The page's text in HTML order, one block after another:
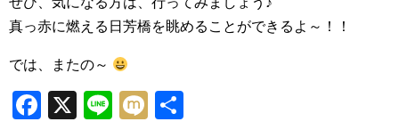
真っ赤に燃える日芳橋を眺めることができるよ～！！
では、またの～
Facebook
X LineMixi